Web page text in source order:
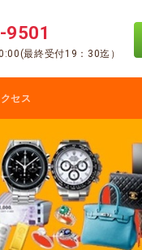
最終受付19：30迄）
セス